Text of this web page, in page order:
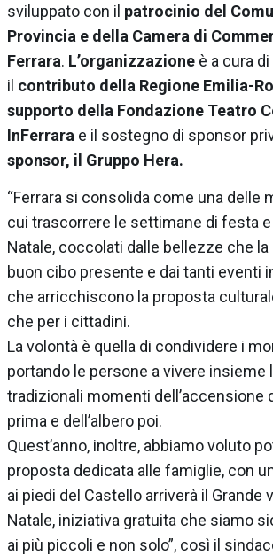
sviluppato con il patrocinio del
Provincia e della Camera di
Ferrara. L’organizzazione è a cura di
il contributo della Regione Emilia-
supporto della Fondazione Teatro
InFerrara e il sostegno di sponsor
sponsor, il Gruppo Hera.
“Ferrara si consolida come una delle
cui trascorrere le settimane di festa e
Natale, coccolati dalle bellezze che la
buon cibo presente e dai tanti eventi
che arricchiscono la proposta
che per i cittadini.
La volontà è quella di condividere i
portando le persone a vivere insieme
tradizionali momenti dell’accensione
prima e dell’albero poi.
Quest’anno, inoltre, abbiamo voluto
proposta dedicata alle famiglie, con
ai piedi del Castello arriverà il Grande
Natale, iniziativa gratuita che siamo
ai più piccoli e non solo”, così il